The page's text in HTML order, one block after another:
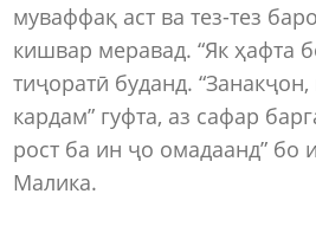
муваффақ аст ва тез-тез
кишвар меравад. “Як ҳафта
тиҷоратӣ буданд.
кардам” гуфта, аз сафар
рост ба ин ҷо омадаанд” бо
Малика.